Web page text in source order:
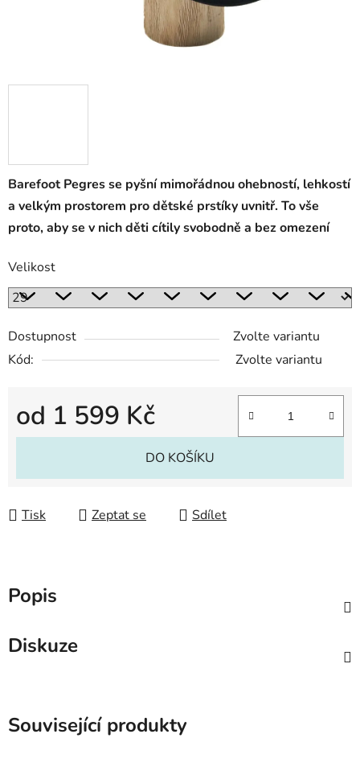
Barefoot Pegres se pyšní mimořádnou ohebností, lehkostí
a velkým prostorem pro dětské prstíky uvnitř. To vše
proto, aby se v nich děti cítily svobodně a bez omezení
Velikost
Dostupnost
Zvolte variantu
Kód:
Zvolte variantu
od 1 599 Kč
Měrná cena:
DO KOŠÍKU
Tisk Zeptat se Sdílet
Popis
Diskuze
Související produkty